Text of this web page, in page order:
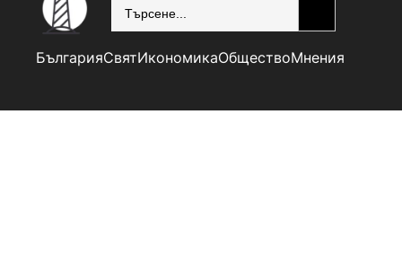
БългарияСвятИкономикаОбществоМнения